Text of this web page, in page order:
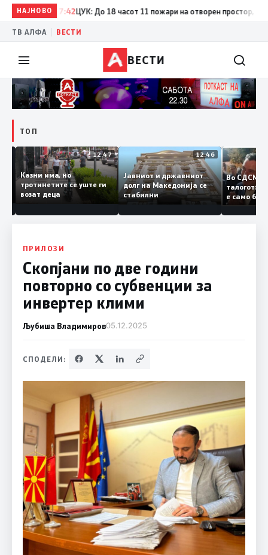
НАЈНОВО
17:42 ЦУК: До 18 часот 11 пожари на отворен простор, од кои
ТВ АЛФА ВЕСТИ
ВЕСТИ
ТОП
и
12:47
Казни има, но
тротинетите се уште ги
возат деца
12:46
Јавниот и државниот
долг на Македонија се
стабилни
Во
е само
копија
Заев
ПРИЛОЗИ
Скопјани по две години
повторно со субвенции за
инвертер клими
Љубиша Владимиров05.12.2025
СПОДЕЛИ: